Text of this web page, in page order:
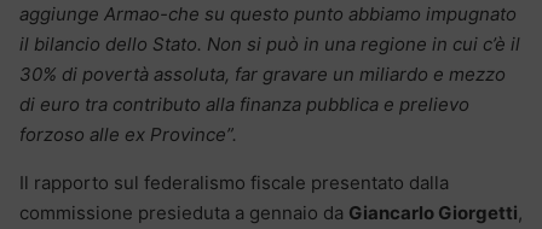
aggiunge Armao-che su questo punto abbiamo impugnato
il bilancio dello Stato. Non si può in una regione in cui c’è il
30% di povertà assoluta, far gravare un miliardo e mezzo
di euro tra contributo alla finanza pubblica e prelievo
forzoso alle ex Province”.
Il rapporto sul federalismo fiscale presentato dalla
commissione presieduta a gennaio da Giancarlo Giorgetti,